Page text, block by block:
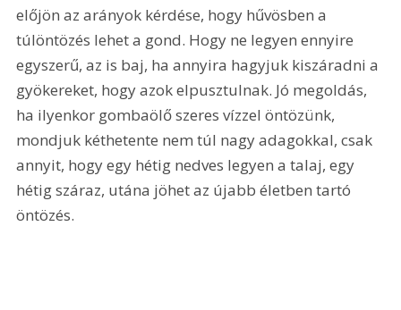
előjön az arányok kérdése, hogy hűvösben a
túlöntözés lehet a gond. Hogy ne legyen ennyire
egyszerű, az is baj, ha annyira hagyjuk kiszáradni a
gyökereket, hogy azok elpusztulnak. Jó megoldás,
ha ilyenkor gombaölő szeres vízzel öntözünk,
mondjuk kéthetente nem túl nagy adagokkal, csak
annyit, hogy egy hétig nedves legyen a talaj, egy
hétig száraz, utána jöhet az újabb életben tartó
öntözés.